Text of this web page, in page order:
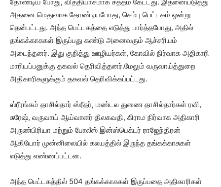
அதனை மெதுவாக தோண்டியபோது, செம்பு பெட்டகம் ஒன்று
தென்பட்டது. அந்த பெட்டகத்தை எடுத்து பார்த்தபோது, அதில்
தங்கக்காசுகள் இருப்பது கண்டு அனைவரும் ஆச்சரியம்
அடைந்தனர். இது குறித்து ஊழியர்கள், கோவில் நிர்வாக அதிகாரி
மாரியப்பனுக்கு தகவல் தெரிவித்தனர்.மேலும் வருவாய்த்துறை
அதிகாரிகளுக்கும் தகவல் தெரிவிக்கப்பட்டது.
ஸ்ரீரங்கம் தாசில்தார் ஸ்ரீதர், மண்டல துணை தாசில்தார்கள் ரவி,
சுரே‌‌ஷ், வருவாய் ஆய்வாளர் திலகவதி, கிராம நிர்வாக அதிகாரி
அருண்பிரியா மற்றும் போலீஸ் இன்ஸ்பெக்டர் ராஜேந்திரன்
ஆகியோர் முன்னிலையில் கலயத்தில் இருந்த தங்கக்காசுகள்
எடுத்து எண்ணப்பட்டன.
அந்த பெட்டகத்தில் 504 தங்கக்காசுகள் இருப்பதை அதிகாரிகள்